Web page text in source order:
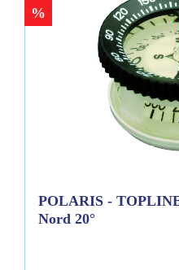
%
POLARIS -
Nord 20°